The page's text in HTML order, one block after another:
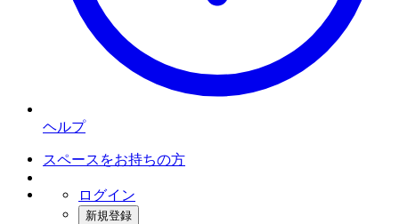
ヘルプ
スペースをお持ちの方
ログイン
新規登録